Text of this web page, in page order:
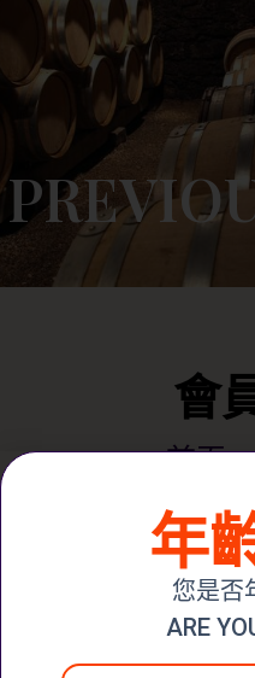
優惠2
會
首頁»
It seems we can't find
年
您是否
ARE